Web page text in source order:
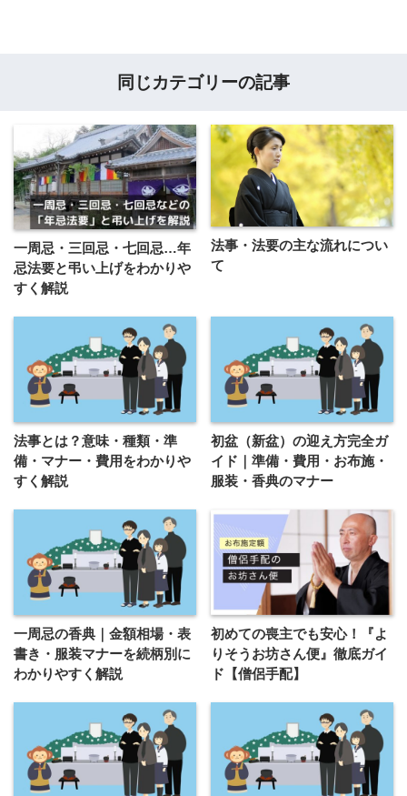
同じカテゴリーの記事
一周忌・三回忌・七回忌…年
忌法要と弔い上げをわかりや
すく解説
法事・法要の主な流れについ
て
法事とは？意味・種類・準
備・マナー・費用をわかりや
すく解説
初盆（新盆）の迎え方完全ガ
イド｜準備・費用・お布施・
服装・香典のマナー
一周忌の香典｜金額相場・表
書き・服装マナーを続柄別に
わかりやすく解説
初めての喪主でも安心！『よ
りそうお坊さん便』徹底ガイ
ド【僧侶手配】